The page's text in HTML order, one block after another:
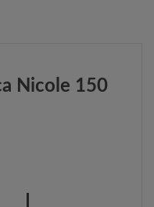
Nicole 150